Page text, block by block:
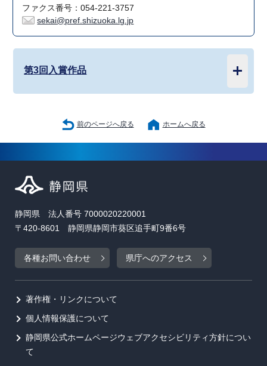
ファクス番号：054-221-3757
sekai@pref.shizuoka.lg.jp
第3回入賞作品
前のページへ戻る ホームへ戻る
静岡県 法人番号 7000020220001
〒420-8601 静岡県静岡市葵区追手町9番6号
各種お問い合わせ 県庁へのアクセス
著作権・リンクについて
個人情報保護について
静岡県公式ホームページウェブアクセシビリティ方針につい
て